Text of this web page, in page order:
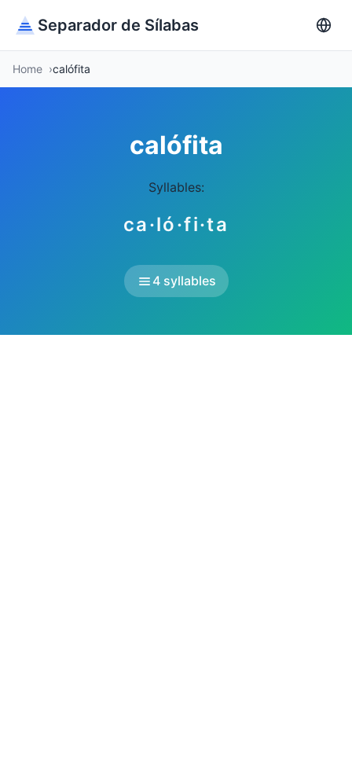
Separador de Sílabas
Home calófita
calófita
Syllables:
ca·ló·fi·ta
4 syllables